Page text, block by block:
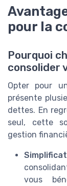
pour la
Pourquoi
consolider
Opter pour
présente
dettes. En
seul, cette
gestion
vous